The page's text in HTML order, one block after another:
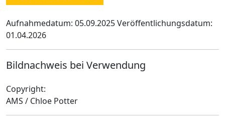
Aufnahmedatum: 05.09.2025Veröffentlichungsdatum:
01.04.2026
Bildnachweis bei Verwendung
Copyright:
AMS / Chloe Potter